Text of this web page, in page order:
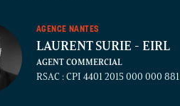
AGENCE NANTES
LAURENT SURIE - EIRL
AGENT COMMERCIAL
RSAC : CPI 4401 2015 000 000